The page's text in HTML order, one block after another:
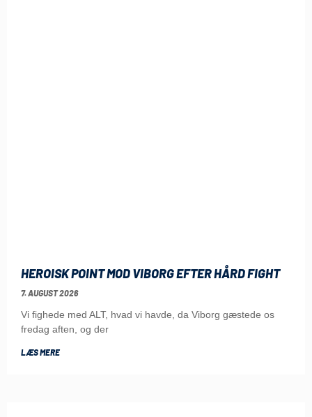
HEROISK POINT MOD VIBORG EFTER HÅRD FIGHT
7. AUGUST 2026
Vi fighede med ALT, hvad vi havde, da Viborg gæstede os
fredag aften, og der
LÆS MERE